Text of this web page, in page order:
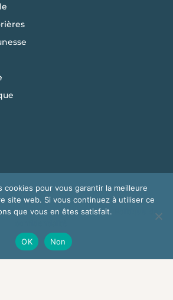
2026Mairie de Morières-les-
Développé par
cookies pour vous garantir la meilleure
site web. Si vous continuez à utiliser ce
que vous en êtes satisfait.
Politique de
OK
Non